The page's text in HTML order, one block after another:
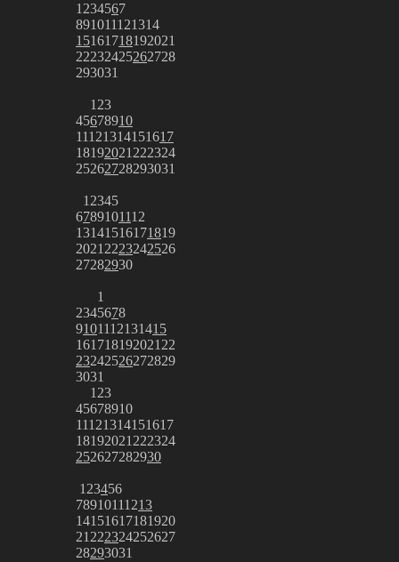
1 234567
891011121314
15161718192021
22232425262728
293031
1 23
45678910
11121314151617
18192021 222324
25262728293031
1 2345
6789101112
13141516171819
2021 2223242526
27282930
1
2345678
9101112131415
161718192021 22
23242526272829
3031
1 23
45678910
11121314151617
18192021 222324
252627282930
1 23456
78910111213
14151617181920
21 222324252627
28293031